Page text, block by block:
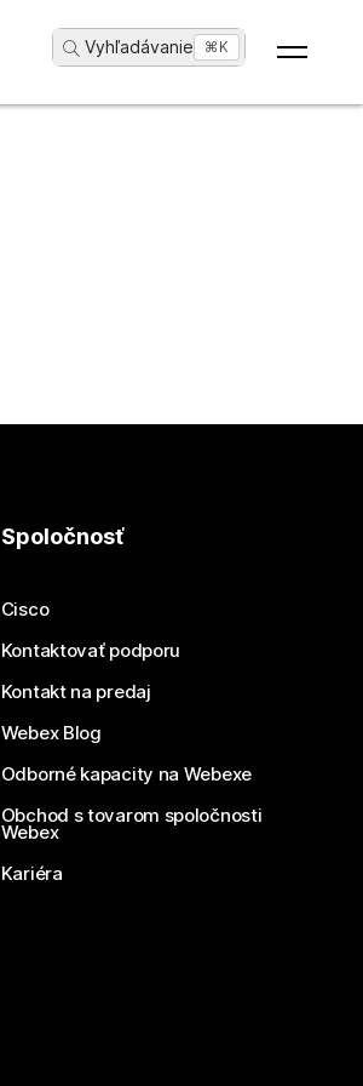
Vyhľadávanie ...⌘K
Spoločnosť
Cisco
Kontaktovať podporu
Kontakt na predaj
Webex Blog
Odborné kapacity na Webexe
Obchod s tovarom spoločnosti
Webex
Kariéra